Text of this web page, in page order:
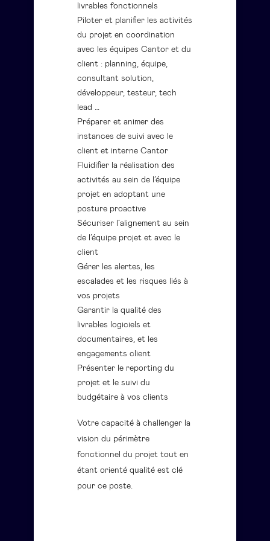
livrables fonctionnels
Piloter et planifier les activités
du projet en coordination
avec les équipes Cantor et du
client : planning, équipe,
consultant solution,
développeur, testeur, tech
lead …
Préparer et animer des
instances de suivi avec le
client et interne Cantor
Fluidifier la réalisation des
activités au sein de l’équipe
projet en adoptant une
posture proactive
Sécuriser l’alignement au sein
de l’équipe projet et avec le
client
Gérer les alertes, les
escalades et les risques liés à
vos projets
Garantir la qualité des
livrables logiciels et
documentaires, et les
engagements client
Présenter le reporting du
projet et le suivi du
budgétaire à vos clients
Votre capacité à challenger la
vision du périmètre
fonctionnel du projet tout en
étant orienté qualité est clé
pour ce poste.